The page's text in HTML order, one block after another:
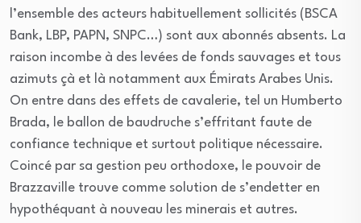
l’ensemble des acteurs habituellement sollicités (BSCA
Bank, LBP, PAPN, SNPC…) sont aux abonnés absents. La
raison incombe à des levées de fonds sauvages et tous
azimuts çà et là notamment aux Émirats Arabes Unis.
On entre dans des effets de cavalerie, tel un Humberto
Brada, le ballon de baudruche s’effritant faute de
confiance technique et surtout politique nécessaire.
Coincé par sa gestion peu orthodoxe, le pouvoir de
Brazzaville trouve comme solution de s’endetter en
hypothéquant à nouveau les minerais et autres.